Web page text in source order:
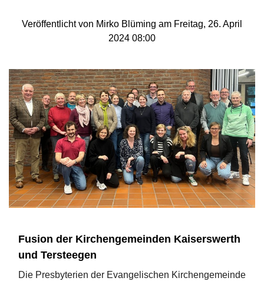
Veröffentlicht von Mirko Blüming am Freitag, 26. April
2024 08:00
Fusion der Kirchengemeinden Kaiserswerth
und Tersteegen
Die Presbyterien der Evangelischen Kirchengemeinde